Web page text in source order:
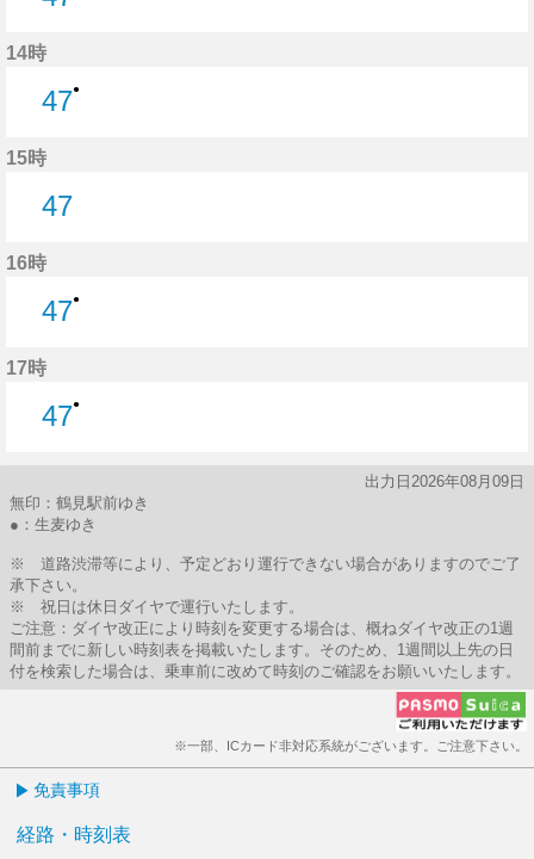
14時
47●
15時
47
16時
47●
17時
47●
出力日2026年08月09日
無印：鶴見駅前ゆき
●：生麦ゆき
※ 道路渋滞等により、予定どおり運行できない場合がありますのでご了
承下さい。
※ 祝日は休日ダイヤで運行いたします。
ご注意：ダイヤ改正により時刻を変更する場合は、概ねダイヤ改正の1週
間前までに新しい時刻表を掲載いたします。そのため、1週間以上先の日
付を検索した場合は、乗車前に改めて時刻のご確認をお願いいたします。
※一部、ICカード非対応系統がございます。ご注意下さい。
免責事項
経路・時刻表